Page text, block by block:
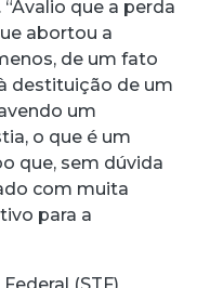
que a perda
abortou a
de um fato
destituição de um
um
o que é um
que, sem dúvida
com muita
para a